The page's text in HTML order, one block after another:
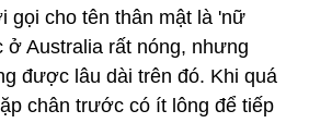
gọi cho tên thân mật là 'nữ
ở Australia rất nóng, nhưng
được lâu dài trên đó. Khi quá
chân trước có ít lông để tiếp